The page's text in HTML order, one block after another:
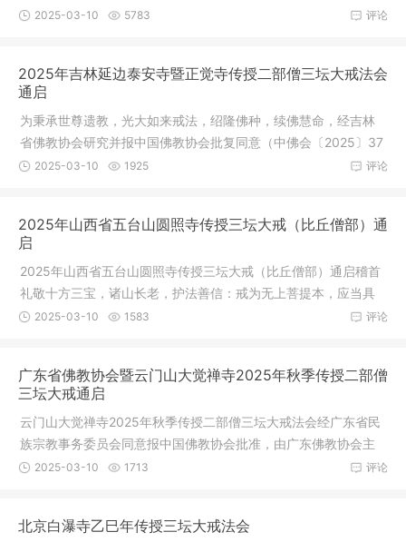
评论
2025-03-10 5783
2025年吉林延边泰安寺暨正觉寺传授二部僧三坛大戒法会
通启
为秉承世尊遗教，光大如来戒法，绍隆佛种，续佛慧命，经吉林
省佛教协会研究并报中国佛教协会批复同意（中佛会〔2025〕37
号），兹
评论
2025-03-10 1925
2025年山西省五台山圆照寺传授三坛大戒（比丘僧部）通
启
2025年山西省五台山圆照寺传授三坛大戒（比丘僧部）通启稽首
礼敬十方三宝，诸山长老，护法善信：戒为无上菩提本，应当具
足持净戒
评论
2025-03-10 1583
广东省佛教协会暨云门山大觉禅寺2025年秋季传授二部僧
三坛大戒通启
云门山大觉禅寺2025年秋季传授二部僧三坛大戒法会经广东省民
族宗教事务委员会同意报中国佛教协会批准，由广东佛教协会主
办，云门
评论
2025-03-10 1713
北京白瀑寺乙巳年传授三坛大戒法会